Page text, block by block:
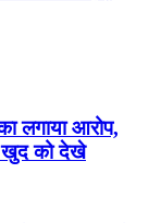
लगाया आरोप,
खुद को देखे